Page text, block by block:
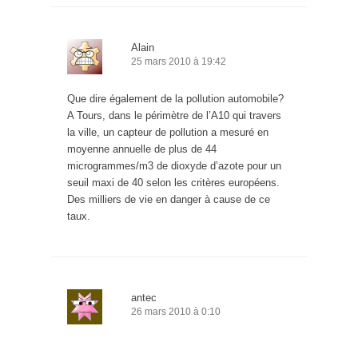
Alain
25 mars 2010 à 19:42
Que dire également de la pollution automobile?
A Tours, dans le périmètre de l’A10 qui travers
la ville, un capteur de pollution a mesuré en
moyenne annuelle de plus de 44
microgrammes/m3 de dioxyde d’azote pour un
seuil maxi de 40 selon les critères européens.
Des milliers de vie en danger à cause de ce
taux.
antec
26 mars 2010 à 0:10